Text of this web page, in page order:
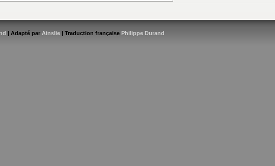
| Adapté par Ainslie | Traduction française Philippe Durand